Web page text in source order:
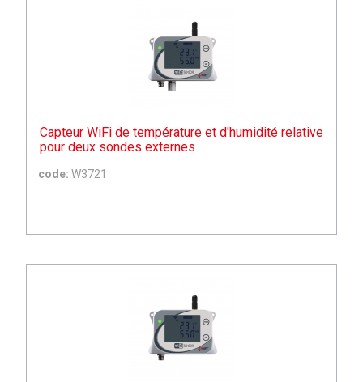
Capteur WiFi de température et d'humidité relative
pour deux sondes externes
code: W3721